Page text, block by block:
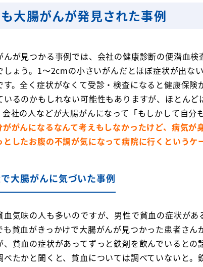
大腸がんが発見された事例
が見つかる事例では、会社の健康診断の便潜血検
ょう。1～2cmの小さいがんだとほぼ症状が出な
。全く症状がなくて受診・検査になると健康保険
るのかもしれない可能性もありますが、ほとん
社の人などが大腸がんになって「もしかして自分
ががんになるなんて考えもしなかったけど、病気が
したお腹の不調が気になって病院に行くというケー
大腸がんに気づいた事例
気味の人も多いのですが、男性で貧血の症状があ
貧血がきっかけで大腸がんが見つかった患者さん
貧血の症状があってずっと鉄剤を飲んでいるとの
べたかと聞くと、貧血については調べていないと。